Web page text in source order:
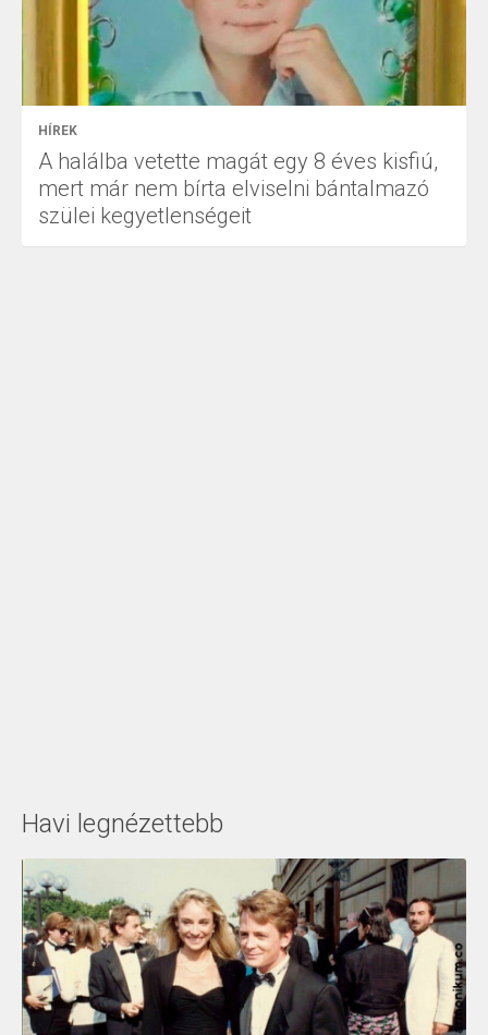
HÍREK
A halálba vetette magát egy 8 éves kisfiú,
mert már nem bírta elviselni bántalmazó
szülei kegyetlenségeit
Havi legnézettebb